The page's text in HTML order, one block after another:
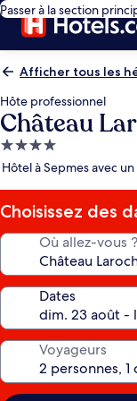
Passer à la section
Afficher tous les
Hôte professionnel
Château
Hébergement
4.0 étoiles
Hôtel à Sepmes avec
Choisissez des
Où allez-vous ?
Dates
Voyageurs